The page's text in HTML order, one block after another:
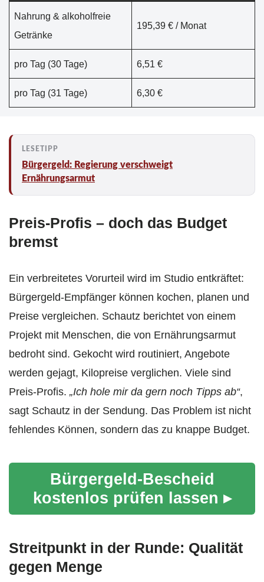
Nahrung & alkoholfreie
Getränke
195,39 € / Monat
pro Tag (30 Tage) 6,51 €
pro Tag (31 Tage) 6,30 €
Bürgergeld: Regierung verschweigt
Ernährungsarmut
Preis-Profis – doch das Budget
bremst
Ein verbreitetes Vorurteil wird im Studio entkräftet:
Bürgergeld-Empfänger können kochen, planen und
Preise vergleichen. Schautz berichtet von einem
Projekt mit Menschen, die von Ernährungsarmut
bedroht sind. Gekocht wird routiniert, Angebote
werden gejagt, Kilopreise verglichen. Viele sind
Preis-Profis. „Ich hole mir da gern noch Tipps ab“,
sagt Schautz in der Sendung. Das Problem ist nicht
fehlendes Können, sondern das zu knappe Budget.
Bürgergeld-Bescheid
kostenlos prüfen lassen ▸
Streitpunkt in der Runde: Qualität
gegen Menge